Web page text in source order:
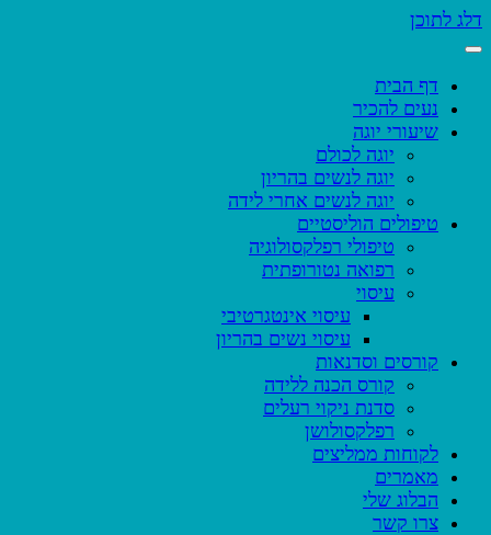
דלג לתוכן
דף הבית
נעים להכיר
שיעורי יוגה
יוגה לכולם
יוגה לנשים בהריון
יוגה לנשים אחרי לידה
טיפולים הוליסטיים
טיפולי רפלקסולוגיה
רפואה נטורופתית
עיסוי
עיסוי אינטגרטיבי
עיסוי נשים בהריון
קורסים וסדנאות
קורס הכנה ללידה
סדנת ניקוי רעלים
רפלקסולושן
לקוחות ממליצים
מאמרים
הבלוג שלי
צרו קשר